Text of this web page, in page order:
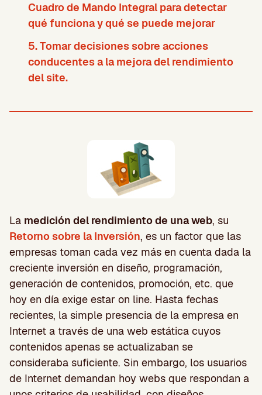
Cuadro de Mando Integral para detectar
qué funciona y qué se puede mejorar
5. Tomar decisiones sobre acciones
conducentes a la mejora del rendimiento
del site.
La medición del rendimiento de una web, su
Retorno sobre la Inversión, es un factor que las
empresas toman cada vez más en cuenta dada la
creciente inversión en diseño, programación,
generación de contenidos, promoción, etc. que
hoy en día exige estar on line. Hasta fechas
recientes, la simple presencia de la empresa en
Internet a través de una web estática cuyos
contenidos apenas se actualizaban se
consideraba suficiente. Sin embargo, los usuarios
de Internet demandan hoy webs que respondan a